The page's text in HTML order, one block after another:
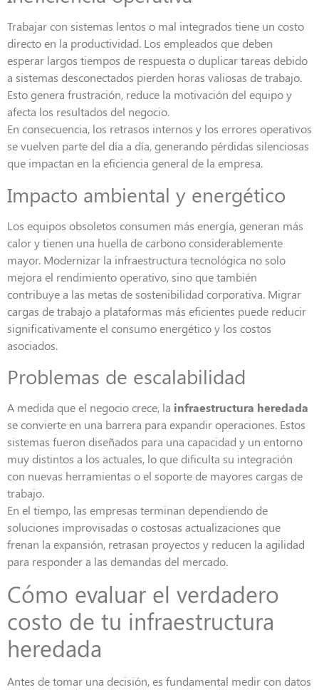
Trabajar con sistemas lentos o mal integrados tiene un costo
directo en la productividad. Los empleados que deben
esperar largos tiempos de respuesta o duplicar tareas debido
a sistemas desconectados pierden horas valiosas de trabajo.
Esto genera frustración, reduce la motivación del equipo y
afecta los resultados del negocio.
En consecuencia, los retrasos internos y los errores operativos
se vuelven parte del día a día, generando pérdidas silenciosas
que impactan en la eficiencia general de la empresa.
Impacto ambiental y energético
Los equipos obsoletos consumen más energía, generan más
calor y tienen una huella de carbono considerablemente
mayor. Modernizar la infraestructura tecnológica no solo
mejora el rendimiento operativo, sino que también
contribuye a las metas de sostenibilidad corporativa. Migrar
cargas de trabajo a plataformas más eficientes puede reducir
significativamente el consumo energético y los costos
asociados.
Problemas de escalabilidad
A medida que el negocio crece, la infraestructura heredada
se convierte en una barrera para expandir operaciones. Estos
sistemas fueron diseñados para una capacidad y un entorno
muy distintos a los actuales, lo que dificulta su integración
con nuevas herramientas o el soporte de mayores cargas de
trabajo.
En el tiempo, las empresas terminan dependiendo de
soluciones improvisadas o costosas actualizaciones que
frenan la expansión, retrasan proyectos y reducen la agilidad
para responder a las demandas del mercado.
Cómo evaluar el verdadero
costo de tu infraestructura
heredada
Antes de tomar una decisión, es fundamental medir con datos